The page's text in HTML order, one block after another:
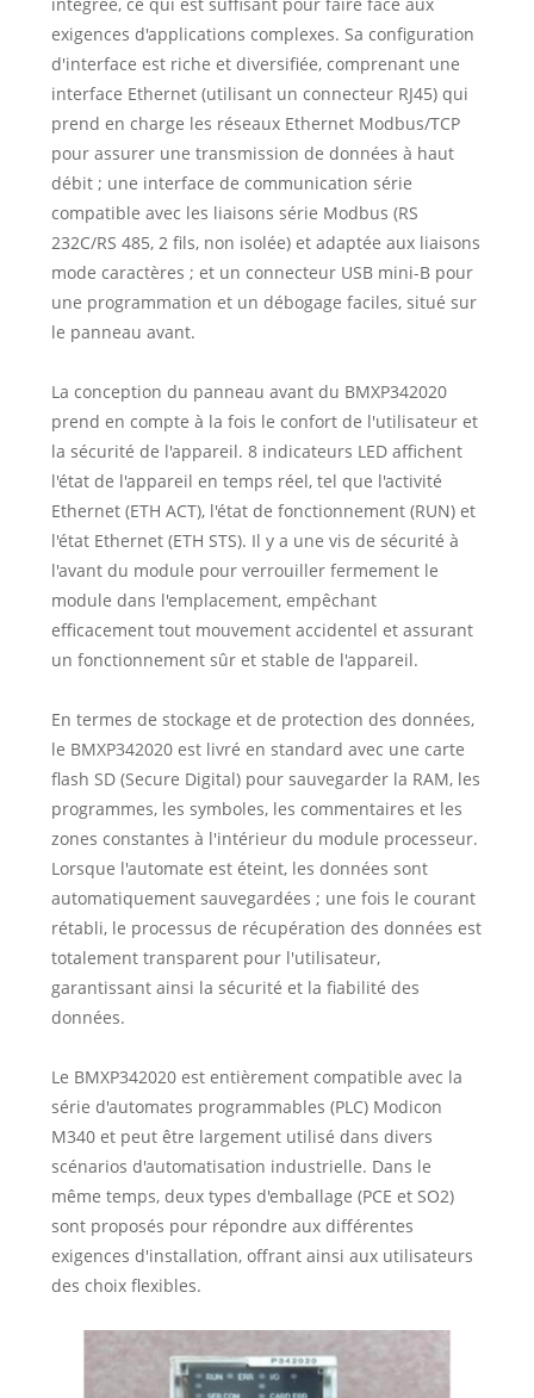
intégrée, ce qui est suffisant pour faire face aux
exigences d'applications complexes. Sa configuration
d'interface est riche et diversifiée, comprenant une
interface Ethernet (utilisant un connecteur RJ45) qui
prend en charge les réseaux Ethernet Modbus/TCP
pour assurer une transmission de données à haut
débit ; une interface de communication série
compatible avec les liaisons série Modbus (RS
232C/RS 485, 2 fils, non isolée) et adaptée aux liaisons
mode caractères ; et un connecteur USB mini-B pour
une programmation et un débogage faciles, situé sur
le panneau avant.
La conception du panneau avant du BMXP342020
prend en compte à la fois le confort de l'utilisateur et
la sécurité de l'appareil. 8 indicateurs LED affichent
l'état de l'appareil en temps réel, tel que l'activité
Ethernet (ETH ACT), l'état de fonctionnement (RUN) et
l'état Ethernet (ETH STS). Il y a une vis de sécurité à
l'avant du module pour verrouiller fermement le
module dans l'emplacement, empêchant
efficacement tout mouvement accidentel et assurant
un fonctionnement sûr et stable de l'appareil.
En termes de stockage et de protection des données,
le BMXP342020 est livré en standard avec une carte
flash SD (Secure Digital) pour sauvegarder la RAM, les
programmes, les symboles, les commentaires et les
zones constantes à l'intérieur du module processeur.
Lorsque l'automate est éteint, les données sont
automatiquement sauvegardées ; une fois le courant
rétabli, le processus de récupération des données est
totalement transparent pour l'utilisateur,
garantissant ainsi la sécurité et la fiabilité des
données.
Le BMXP342020 est entièrement compatible avec la
série d'automates programmables (PLC) Modicon
M340 et peut être largement utilisé dans divers
scénarios d'automatisation industrielle. Dans le
même temps, deux types d'emballage (PCE et SO2)
sont proposés pour répondre aux différentes
exigences d'installation, offrant ainsi aux utilisateurs
des choix flexibles.